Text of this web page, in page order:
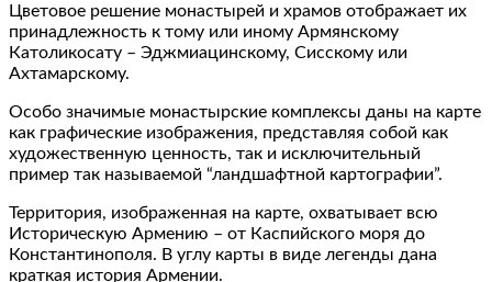
Цветовое решение монастырей и храмов отображает их
принадлежность к тому или иному Армянскому
Католикосату – Эджмиацинскому, Сисскому или
Ахтамарскому.
Особо значимые монастырские комплексы даны на карте
как графические изображения, представляя собой как
художественную ценность, так и исключительный
пример так называемой “ландшафтной картографии”.
Территория, изображенная на карте, охватывает всю
Историческую Армению – от Каспийского моря до
Константинополя. В углу карты в виде легенды дана
краткая история Армении.